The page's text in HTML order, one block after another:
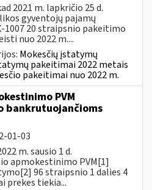
2021 m. lapkričio 25 d.
gyventojų pajamų
1007 20 straipsnio pakeitimo
nuo 2022 m....
Mokesčių įstatymų
pakeitimai 2022 metais
pakeitimai nuo 2022 m.
PVM
bankrutuojančioms
01-03
m. sausio 1 d.
apmokestinimo PVM[1]
96 straipsnio 1 dalies 4
prekes tiekia...